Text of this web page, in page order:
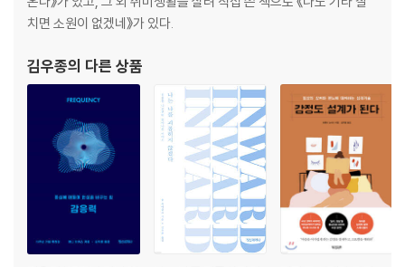
치면 소원이 없겠네》가 있다.
김우종의 다른 상품